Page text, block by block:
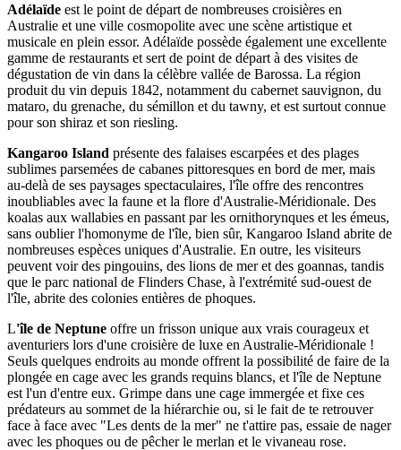
Adélaïde est le point de départ de nombreuses croisières en
Australie et une ville cosmopolite avec une scène artistique et
musicale en plein essor. Adélaïde possède également une excellente
gamme de restaurants et sert de point de départ à des visites de
dégustation de vin dans la célèbre vallée de Barossa. La région
produit du vin depuis 1842, notamment du cabernet sauvignon, du
mataro, du grenache, du sémillon et du tawny, et est surtout connue
pour son shiraz et son riesling.
Kangaroo Island présente des falaises escarpées et des plages
sublimes parsemées de cabanes pittoresques en bord de mer, mais
au-delà de ses paysages spectaculaires, l'île offre des rencontres
inoubliables avec la faune et la flore d'Australie-Méridionale. Des
koalas aux wallabies en passant par les ornithorynques et les émeus,
sans oublier l'homonyme de l'île, bien sûr, Kangaroo Island abrite de
nombreuses espèces uniques d'Australie. En outre, les visiteurs
peuvent voir des pingouins, des lions de mer et des goannas, tandis
que le parc national de Flinders Chase, à l'extrémité sud-ouest de
l'île, abrite des colonies entières de phoques.
L'île de Neptune offre un frisson unique aux vrais courageux et
aventuriers lors d'une croisière de luxe en Australie-Méridionale !
Seuls quelques endroits au monde offrent la possibilité de faire de la
plongée en cage avec les grands requins blancs, et l'île de Neptune
est l'un d'entre eux. Grimpe dans une cage immergée et fixe ces
prédateurs au sommet de la hiérarchie ou, si le fait de te retrouver
face à face avec "Les dents de la mer" ne t'attire pas, essaie de nager
avec les phoques ou de pêcher le merlan et le vivaneau rose.